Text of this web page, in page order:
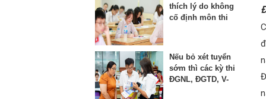
thích lý do không
cố định môn thi
Nếu bỏ xét tuyển
sớm thì các kỳ thi
ĐGNL, ĐGTD, V-